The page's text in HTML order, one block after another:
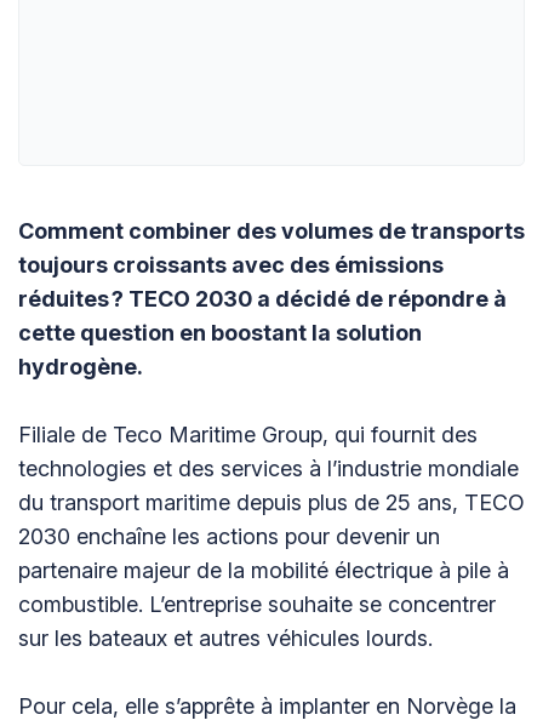
Comment combiner des volumes de transports
toujours croissants avec des émissions
réduites ? TECO 2030 a décidé de répondre à
cette question en boostant la solution
hydrogène.
Filiale de Teco Maritime Group, qui fournit des
technologies et des services à l’industrie mondiale
du transport maritime depuis plus de 25 ans, TECO
2030 enchaîne les actions pour devenir un
partenaire majeur de la mobilité électrique à pile à
combustible. L’entreprise souhaite se concentrer
sur les bateaux et autres véhicules lourds.
Pour cela, elle s’apprête à implanter en Norvège la